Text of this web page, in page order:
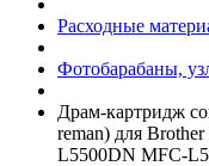
Расходные
Фотобарабаны,
Драм-картридж
reman) для
L5500DN MFC-